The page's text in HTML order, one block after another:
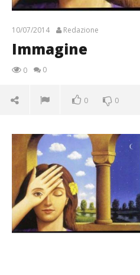
10/07/2014 Redazione
Immagine
0 0
0 0
10/07/2014
Redazione